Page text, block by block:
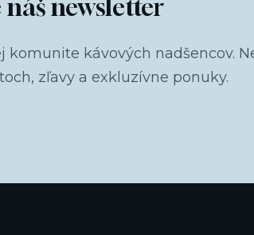
newsletter
komunite kávových nadšencov.
zľavy a exkluzívne ponuky.